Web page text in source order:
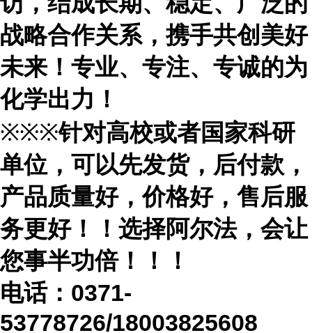
战略合作关系，携手共创美好
未来！专业、专注、专诚的为
化学出力！
※※※针对高校或者国家科研
单位，可以先发货，后付款，
产品质量好，价格好，售后服
务更好！！选择阿尔法，会让
您事半功倍！！！
电话： 0371-
53778726/18003825608